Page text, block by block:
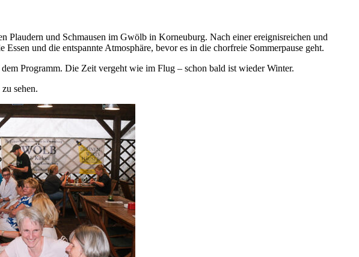
Plaudern und Schmausen im Gwölb in Korneuburg. Nach einer ereignisreichen und
und die entspannte Atmosphäre, bevor es in die chorfreie Sommerpause geht.
Programm. Die Zeit vergeht wie im Flug – schon bald ist wieder Winter.
sehen.